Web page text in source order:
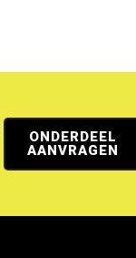
ONDERDEEL
AANVRAGEN